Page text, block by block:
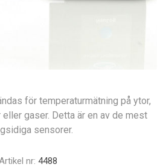
för temperaturmätning på ytor,
gaser. Detta är en av de mest
sensorer.
nr: 4488